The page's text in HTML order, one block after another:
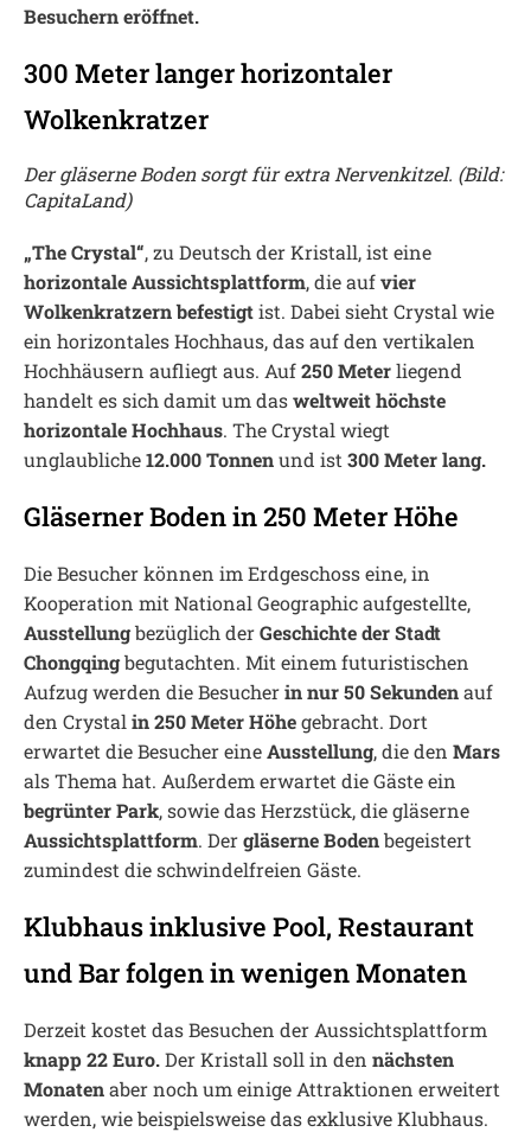
Besuchern eröffnet.
300 Meter langer horizontaler
Wolkenkratzer
Der gläserne Boden sorgt für extra Nervenkitzel. (Bild:
CapitaLand)
„The Crystal“, zu Deutsch der Kristall, ist eine
horizontale Aussichtsplattform, die aufvier
Wolkenkratzern befestigtist. Dabei sieht Crystal wie
ein horizontales Hochhaus, das auf den vertikalen
Hochhäusern aufliegt aus. Auf250 Meterliegend
handelt es sich damit um dasweltweit höchste
horizontale Hochhaus. The Crystal wiegt
unglaubliche12.000 Tonnenund ist 300 Meter lang.
Gläserner Boden in 250 Meter Höhe
Die Besucher können im Erdgeschoss eine, in
Kooperation mit National Geographic aufgestellte,
Ausstellungbezüglich derGeschichte der Stadt
Chongqingbegutachten. Mit einem futuristischen
Aufzug werden die Besucherin nur 50 Sekundenauf
den Crystal in 250 Meter Höhegebracht. Dort
erwartet die Besucher eineAusstellung, die den Mars
als Thema hat. Außerdem erwartet die Gäste ein
begrünter Park, sowie das Herzstück, die gläserne
Aussichtsplattform. Dergläserne Bodenbegeistert
zumindest die schwindelfreien Gäste.
Klubhaus inklusive Pool, Restaurant
und Bar folgen in wenigen Monaten
Derzeit kostet das Besuchen der Aussichtsplattform
knapp 22 Euro.Der Kristall soll in den nächsten
Monatenaber noch um einige Attraktionen erweitert
werden, wie beispielsweise das exklusive Klubhaus.